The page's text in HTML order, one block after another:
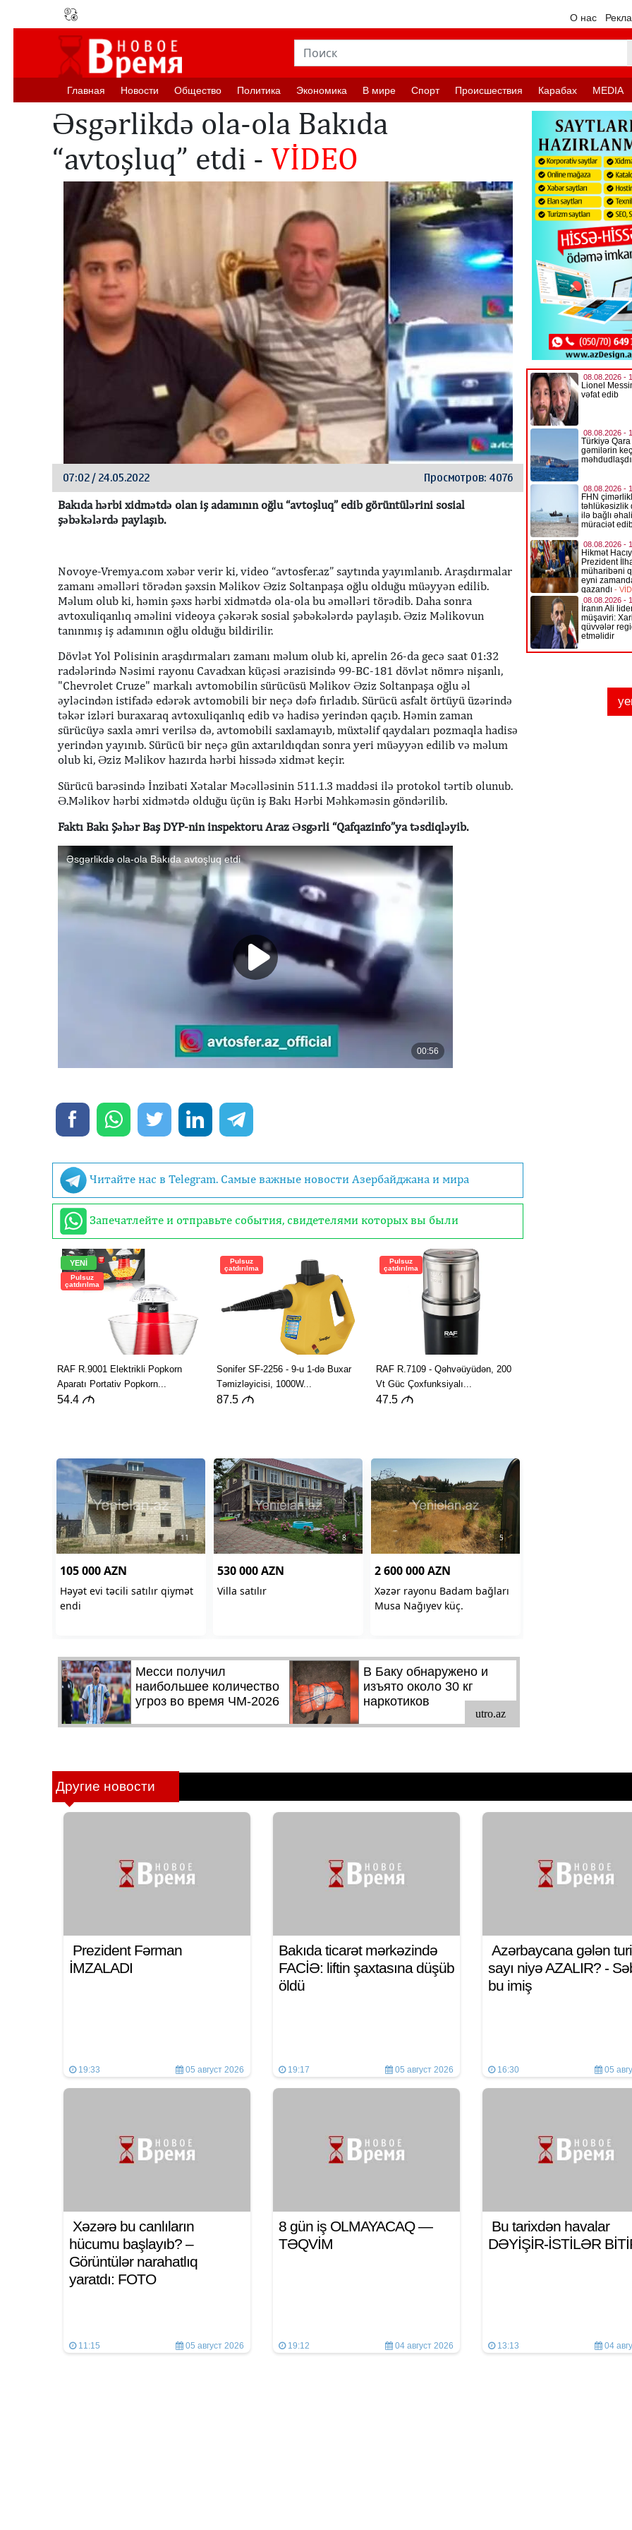
О нас
Главная Новости Oбщество Политика Экономика В мире Спорт Происшествия Карабах MEDIA
Əsgərlikdə ola-ola Bakıda
“avtoşluq” etdi - VİDEO
07:02 / 24.05.2022 Просмотров: 4076
Bakıda hərbi xidmətdə olan iş adamının oğlu “avtoşluq” edib görüntülərini sosial
şəbəkələrdə paylaşıb.
Novoye-Vremya.com xəbər verir ki, video “avtosfer.az” saytında yayımlanıb. Araşdırmalar
zamanı əməlləri törədən şəxsin Məlikov Əziz Soltanpaşa oğlu olduğu müəyyən edilib.
Məlum olub ki, həmin şəxs hərbi xidmətdə ola-ola bu əməlləri törədib. Daha sonra
avtoxuliqanlıq əməlini videoya çəkərək sosial şəbəkələrdə paylaşıb. Əziz Məlikovun
tanınmış iş adamının oğlu olduğu bildirilir.
Dövlət Yol Polisinin araşdırmaları zamanı məlum olub ki, aprelin 26-da gecə saat 01:32
radələrində Nəsimi rayonu Cavadxan küçəsi ərazisində 99-BC-181 dövlət nömrə nişanlı,
"Chevrolet Cruze" markalı avtomobilin sürücüsü Məlikov Əziz Soltanpaşa oğlu əl
əyləcindən istifadə edərək avtomobili bir neçə dəfə fırladıb. Sürücü asfalt örtüyü üzərində
təkər izləri buraxaraq avtoxuliqanlıq edib və hadisə yerindən qaçıb. Həmin zaman
sürücüyə saxla əmri verilsə də, avtomobili saxlamayıb, müxtəlif qaydaları pozmaqla hadisə
yerindən yayınıb. Sürücü bir neçə gün axtarıldıqdan sonra yeri müəyyən edilib və məlum
olub ki, Əziz Məlikov hazırda hərbi hissədə xidmət keçir.
Sürücü barəsində İnzibati Xətalar Məcəlləsinin 511.1.3 maddəsi ilə protokol tərtib olunub.
Ə.Məlikov hərbi xidmətdə olduğu üçün iş Bakı Hərbi Məhkəməsin göndərilib.
Faktı Bakı Şəhər Baş DYP-nin inspektoru Araz Əsgərli “Qafqazinfo”ya təsdiqləyib.
Читайте нас в Telegram. Самые важные новости Азербайджана и мира
Запечатлейте и отправьте события, свидетелями которых вы были
Другие новости
Prezident Fərman
İMZALADI
19:33 05 август 2026
Bakıda ticarət mərkəzində
FACİƏ: liftin şaxtasına düşüb
öldü
19:17 05 август 2026
Azərbaycana gələn
sayı niyə AZALIR? -
bu imiş
16:30 05
Xəzərə bu canlıların
hücumu başlayıb? –
Görüntülər narahatlıq
yaratdı: FOTO
11:15 05 август 2026
8 gün iş OLMAYACAQ —
TƏQVİM
19:12 04 август 2026
Bu tarixdən havalar
DƏYİŞİR-İSTİLƏR
13:13 04